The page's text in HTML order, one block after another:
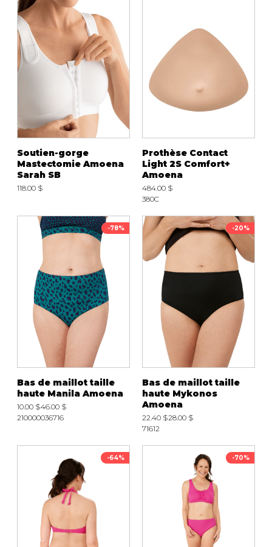
Soutien-gorge
Mastectomie Amoena
Sarah SB
118.00 $
Prothèse Contact
Light 2S Comfort+
Amoena
484.00 $
380C
-78%
Bas de maillot taille
haute Manila Amoena
10.00 $46.00 $
210000036716
-20%
Bas de maillot taille
haute Mykonos
Amoena
22.40 $28.00 $
71612
-64% -70%